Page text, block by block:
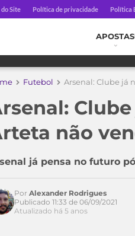
Site Política de privacidade Política
APOSTAS
Futebol Arsenal: Clube já
não
já pensa no futuro
Por Alexander Rodrigues
Publicado 11:33 de 06/09/2021
Atualizado há 5 anos